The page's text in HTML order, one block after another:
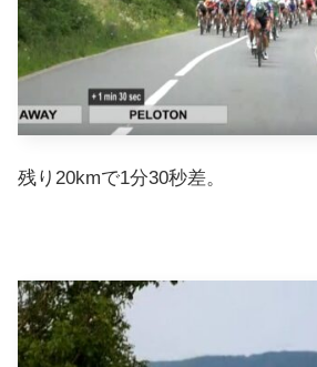
残り20kmで1分30秒差。